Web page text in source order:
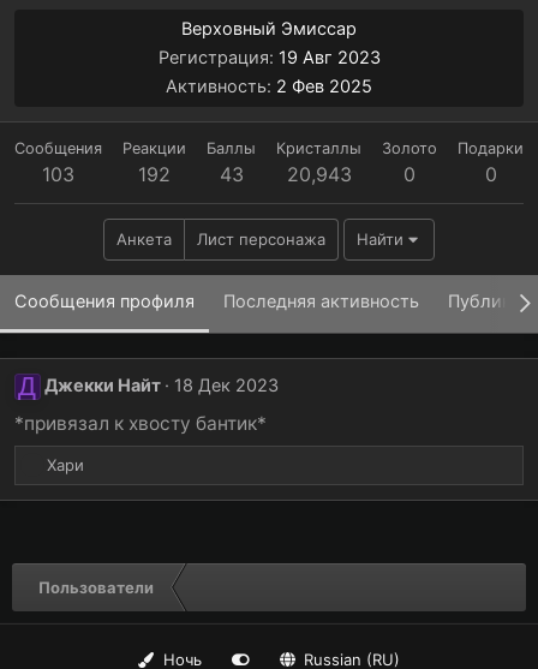
Верховный Эмиссар
Регистрация 19 Авг 2023
Активность 2 Фев 2025
Сообщения
103
Реакции
192
Баллы
43
Кристаллы
20,943
Золото
0
Подарки
0
Анкета Лист персонажа Найти
Сообщения профиля Последняя активность
Д Джекки Найт 18 Дек 2023
*привязал к хвосту бантик*
Р
е
и
:
Хари
Пользователи
Ночь Russian (RU)